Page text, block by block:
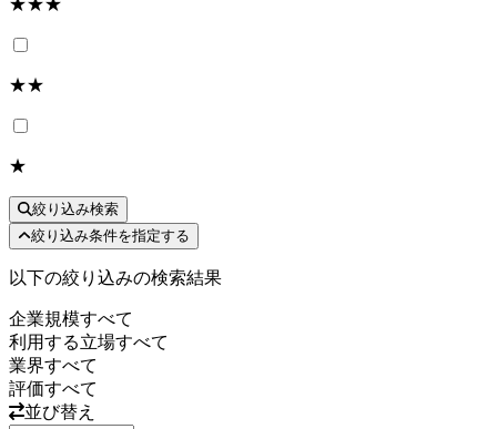
★★★
★★
★
絞り込み検索
絞り込み条件を指定する
以下の絞り込みの検索結果
企業規模すべて
利用する立場すべて
業界すべて
評価すべて
並び替え